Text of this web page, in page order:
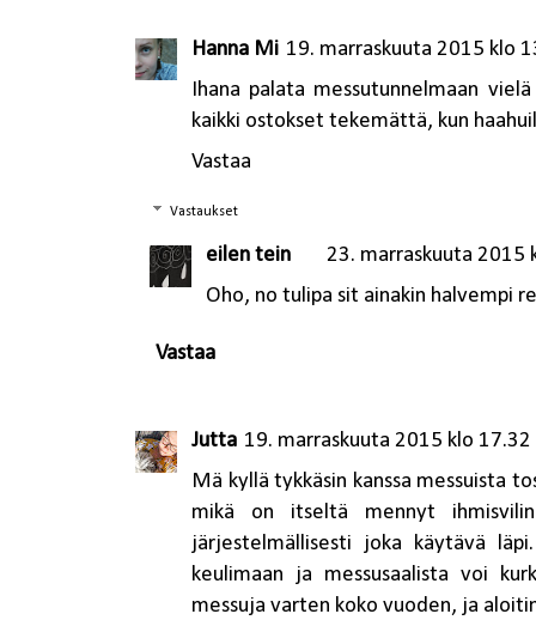
Hanna Mi 19. marraskuuta 2015 klo
Ihana palata messutunnelmaan
kaikki ostokset tekemättä, kun
Vastaa
Vastaukset
eilen tein
23. marraskuuta 2015
Oho, no tulipa sit ainakin halvempi
Vastaa
Jutta 19. marraskuuta 2015 klo 17.32
Mä kyllä tykkäsin kanssa messuista
mikä on itseltä mennyt
järjestelmällisesti joka käytävä
keulimaan ja messusaalista voi
messuja varten koko vuoden, ja